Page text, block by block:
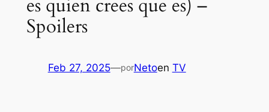
es quien crees que es) –
Spoilers
Feb 27, 2025—porNetoen TV